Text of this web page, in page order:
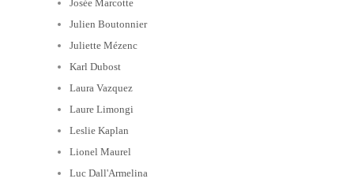
Josée Marcotte
Julien Boutonnier
Juliette Mézenc
Karl Dubost
Laura Vazquez
Laure Limongi
Leslie Kaplan
Lionel Maurel
Luc Dall'Armelina